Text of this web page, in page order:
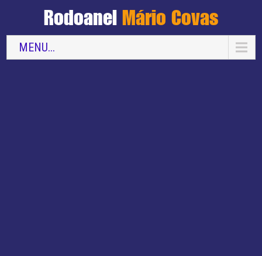
Rodoanel Mário Covas
MENU...